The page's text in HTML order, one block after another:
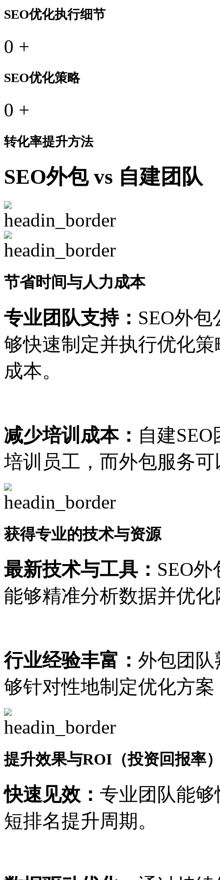
SEO优化执行细节
0 +
SEO优化策略
0 +
转化率提升方法
SEO外包 vs 自建团队
节省时间与人力成本
专业团队支持： SEO外
够快速制定并执行优化
成本。
减少培训成本： 自建
培训员工，而外包服务
获得专业的技术与资源
最新技术与工具： SEO
能够精准分析数据并优化
行业经验丰富： 外包团队
够针对性地制定优化方
提升效果与ROI（投资回报率
快速见效： 专业团队能
短排名提升周期。